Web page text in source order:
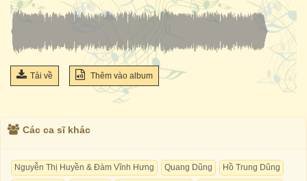
Tải về Thêm vào album
Các ca sĩ khác
Nguyễn Thị Huyền & Đàm Vĩnh Hưng Quang Dũng
Hồ Trung Dũng